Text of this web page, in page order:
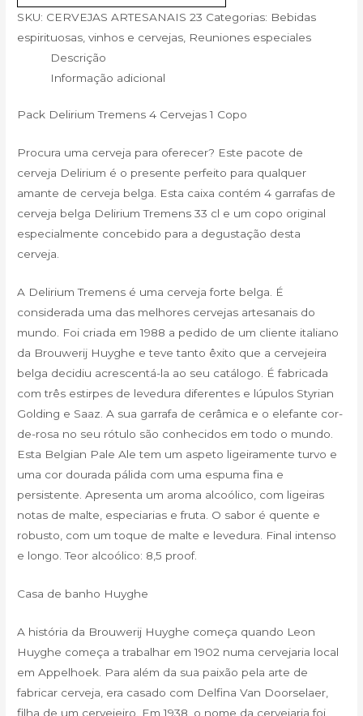
SKU: CERVEJAS ARTESANAIS 23 Categorias: Bebidas
espirituosas, vinhos e cervejas Reuniones especiales
Descrição
Informação adicional
Pack Delirium Tremens 4 Cervejas 1 Copo
Procura uma cerveja para oferecer? Este pacote de
cerveja Delirium é o presente perfeito para qualquer
amante de cerveja belga. Esta caixa contém 4 garrafas de
cerveja belga Delirium Tremens 33 cl e um copo original
especialmente concebido para a degustação desta
cerveja.
A Delirium Tremens é uma cerveja forte belga. É
considerada uma das melhores cervejas artesanais do
mundo. Foi criada em 1988 a pedido de um cliente italiano
da Brouwerij Huyghe e teve tanto êxito que a cervejeira
belga decidiu acrescentá-la ao seu catálogo. É fabricada
com três estirpes de levedura diferentes e lúpulos Styrian
Golding e Saaz. A sua garrafa de cerâmica e o elefante cor-
de-rosa no seu rótulo são conhecidos em todo o mundo.
Esta Belgian Pale Ale tem um aspeto ligeiramente turvo e
uma cor dourada pálida com uma espuma fina e
persistente. Apresenta um aroma alcoólico, com ligeiras
notas de malte, especiarias e fruta. O sabor é quente e
robusto, com um toque de malte e levedura. Final intenso
e longo. Teor alcoólico: 8,5 proof.
Casa de banho Huyghe
A história da Brouwerij Huyghe começa quando Leon
Huyghe começa a trabalhar em 1902 numa cervejaria local
em Appelhoek. Para além da sua paixão pela arte de
fabricar cerveja, era casado com Delfina Van Doorselaer,
filha de um cervejeiro. Em 1938, o nome da cervejaria foi